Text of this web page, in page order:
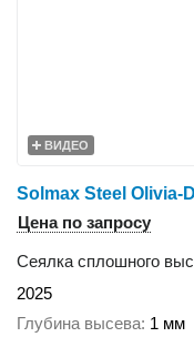
ВИДЕО
Цена по запросу
Сеялка сплошного
2025
Глубина высева 1 мм